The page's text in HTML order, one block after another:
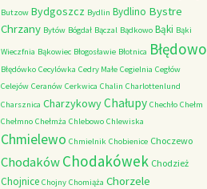
Butzow Bydgoszcz Bydlin Bydlino Bystre
Chrzany Bytów Bógdał Bączal Bądkowo Bąki Bąki
Wieczfnia Bąkowiec Błogosławie Błotnica Błędowo
Błędówko Cecylówka Cedry Małe Cegielnia Cegłów
Celejów Ceranów Cerkwica Chalin Charlottenlund
Charsznica CharzykowyChałupy Chechło Chełm
Chełmno Chełmża Chlebowo Chlewiska
Chmielewo Chmielnik Chobienice Choczewo
ChodakówChodakówek Chodzież
Chojnice Chojny Chomiąża Chorzele